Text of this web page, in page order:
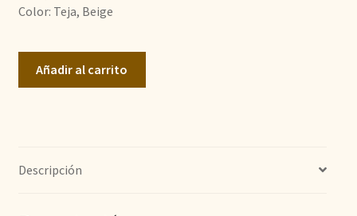
Color: Teja, Beige
Añadir al carrito
Descripción